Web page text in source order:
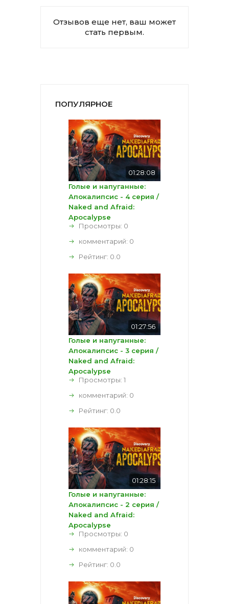
Отзывов еще нет, ваш может
стать первым.
ПОПУЛЯРНОЕ
01:28:08
Голые и напуганные:
Апокалипсис - 4 серия /
Naked and Afraid:
Apocalypse
Просмотры: 0
комментарий: 0
Рейтинг: 0.0
01:27:56
Голые и напуганные:
Апокалипсис - 3 серия /
Naked and Afraid:
Apocalypse
Просмотры: 1
комментарий: 0
Рейтинг: 0.0
01:28:15
Голые и напуганные:
Апокалипсис - 2 серия /
Naked and Afraid:
Apocalypse
Просмотры: 0
комментарий: 0
Рейтинг: 0.0